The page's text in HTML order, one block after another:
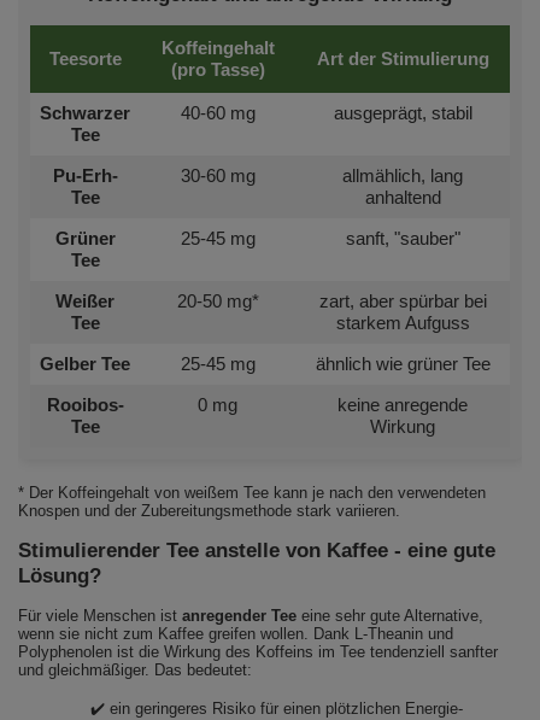
Teesorte
Koffeingehalt
(pro Tasse)
Art der Stimulierung
Schwarzer
Tee
40-60 mg ausgeprägt, stabil
Pu-Erh-
Tee
30-60 mg
allmählich, lang
anhaltend
Grüner
Tee
25-45 mg sanft, "sauber"
Weißer
Tee
20-50 mg*
zart, aber spürbar bei
starkem Aufguss
Gelber Tee 25-45 mg ähnlich wie grüner Tee
Rooibos-
Tee
0 mg
keine anregende
Wirkung
* Der Koffeingehalt von weißem Tee kann je nach den verwendeten
Knospen und der Zubereitungsmethode stark variieren.
Stimulierender Tee anstelle von Kaffee - eine gute
Lösung?
Für viele Menschen ist anregender Tee eine sehr gute Alternative,
wenn sie nicht zum Kaffee greifen wollen. Dank L-Theanin und
Polyphenolen ist die Wirkung des Koffeins im Tee tendenziell sanfter
und gleichmäßiger. Das bedeutet:
✔️ ein geringeres Risiko für einen plötzlichen Energie-